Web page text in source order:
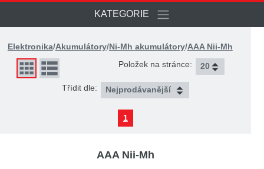
KATEGORIE
Elektronika/Akumulátory/Ni-Mh akumulátory/AAA Nii-Mh
Položek na stránce:
Třídit dle:
1
AAA Nii-Mh